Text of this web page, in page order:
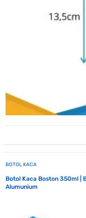
BOTOL KACA
Botol Kaca Boston 350ml |
Alumunium